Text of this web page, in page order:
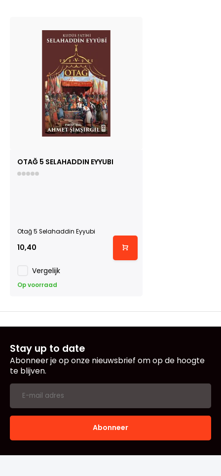
OTAĞ 5 SELAHADDIN EYYUBI
Otağ 5 Selahaddin Eyyubi
10,40
Vergelijk
Op voorraad
Stay up to date
Abonneer je op onze nieuwsbrief om op de hoogte
te blijven.
Abonneer